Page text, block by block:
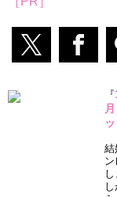
『
結
し